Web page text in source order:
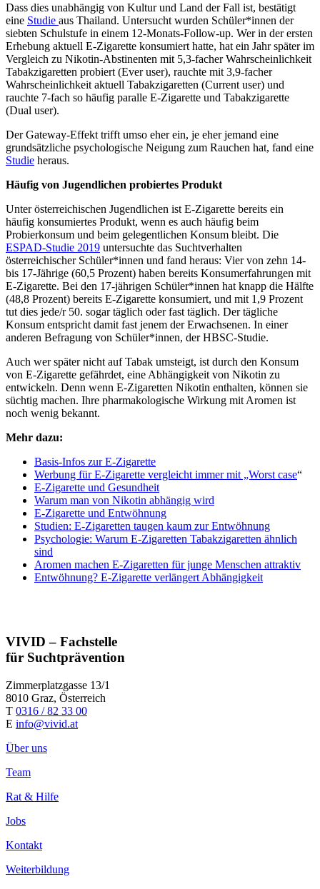
Dass dies unabhängig von Kultur und Land der Fall ist, bestätigt
eine Studie aus Thailand. Untersucht wurden Schüler*innen der
siebten Schulstufe in einem 12-Monats-Follow-up. Wer in der ersten
Erhebung aktuell E-Zigarette konsumiert hatte, hat ein Jahr später im
Vergleich zu Nikotin-Abstinenten mit 5,3-facher Wahrscheinlichkeit
Tabakzigaretten probiert (Ever user), rauchte mit 3,9-facher
Wahrscheinlichkeit aktuell Tabakzigaretten (Current user) und
rauchte 7-fach so häufig paralle E-Zigarette und Tabakzigarette
(Dual user).
Der Gateway-Effekt trifft umso eher ein, je eher jemand eine
grundsätzliche psychologische Neigung zum Rauchen hat, fand eine
Studie heraus.
Häufig von Jugendlichen probiertes Produkt
Unter österreichischen Jugendlichen ist E-Zigarette bereits ein
häufig konsumiertes Produkt, wenn es auch häufig beim
Probierkonsum und beim gelegentlichen Konsum bleibt. Die
ESPAD-Studie 2019 untersuchte das Suchtverhalten
österreichischer Schüler*innen und fand heraus: Vier von zehn 14-
bis 17-Jährige (60,5 Prozent) haben bereits Konsumerfahrungen mit
E-Zigarette. Bei den 17-jährigen Schüler*innen hat knapp die Hälfte
(48,8 Prozent) bereits E-Zigarette konsumiert, und mit 1,9 Prozent
tut dies jede/r 50. sogar täglich oder fast täglich. Der tägliche
Konsum entspricht damit fast jenem der Erwachsenen. In einer
anderen Befragung von Schüler*innen, der HBSC-Studie.
Auch wer später nicht auf Tabak umsteigt, ist durch den Konsum
von E-Zigarette gefährdet, eine Abhängigkeit von Nikotin zu
entwickeln. Denn wenn E-Zigaretten Nikotin enthalten, können sie
süchtig machen. Ihre pharmakologische Wirkung mit Aromen ist
noch wenig bekannt.
Mehr dazu:
Basis-Infos zur E-Zigarette
Werbung für E-Zigarette vergleicht immer mit „Worst case“
E-Zigarette und Gesundheit
Warum man von Nikotin abhängig wird
E-Zigarette und Entwöhnung
Studien: E-Zigaretten taugen kaum zur Entwöhnung
Psychologie: Warum E-Zigaretten Tabakzigaretten ähnlich
sind
Aromen machen E-Zigaretten für junge Menschen attraktiv
Entwöhnung? E-Zigarette verlängert Abhängigkeit
VIVID – Fachstelle
für Suchtprävention
Zimmerplatzgasse 13/1
8010 Graz, Österreich
T 0316 / 82 33 00
E info@vivid.at
Über uns
Team
Rat & Hilfe
Jobs
Kontakt
Weiterbildung